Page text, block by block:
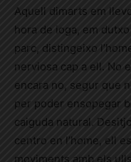
Aquell dimarts em
hora de ioga, em dutxo
parc, distingeixo
nerviosa cap a ell. No
encara no, segur que
per poder ensopegar
caiguda natural.
centro en l’home, ell
moviments amb els